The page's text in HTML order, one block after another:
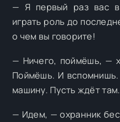
— Я первый раз вас
играть роль до
о чем вы говорите!
— Ничего, поймёшь, —
Поймёшь. И
машину. Пусть ждёт там.
— Идем, — охранник